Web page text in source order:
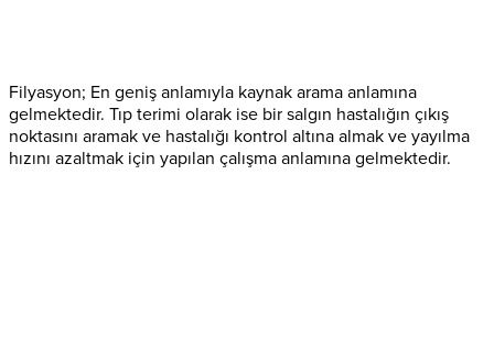
Filyasyon; En geniş anlamıyla kaynak arama anlamına
gelmektedir. Tıp terimi olarak ise bir salgın hastalığın çıkış
noktasını aramak ve hastalığı kontrol altına almak ve yayılma
hızını azaltmak için yapılan çalışma anlamına gelmektedir.